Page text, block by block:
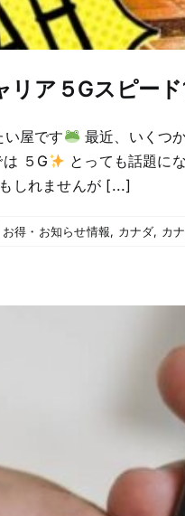
リア５Gスピー
い屋です
最近、いくつ
５G
とっても話題に
しれませんが [...]
お得・お知らせ情報, カナダ, カ